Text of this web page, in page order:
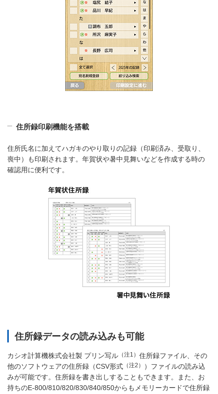
住所録印刷機能を搭載
住所氏名に加えてハガキのやり取りの記録（印刷済み、受取り、
喪中）も印刷されます。年賀状や暑中見舞いなどを作成する時の
確認用に便利です。
住所録データの読み込みも可能
カシオ計算機株式会社製 プリン写ル （注1） 住所録ファイル、その
他のソフトウェアの住所録（CSV形式 （注2）
）ファイルの読み込
みが可能です。住所録を書き出しすることもできます。また、お
持ちのE-800/810/820/830/840/850からもメモリーカードで住所録